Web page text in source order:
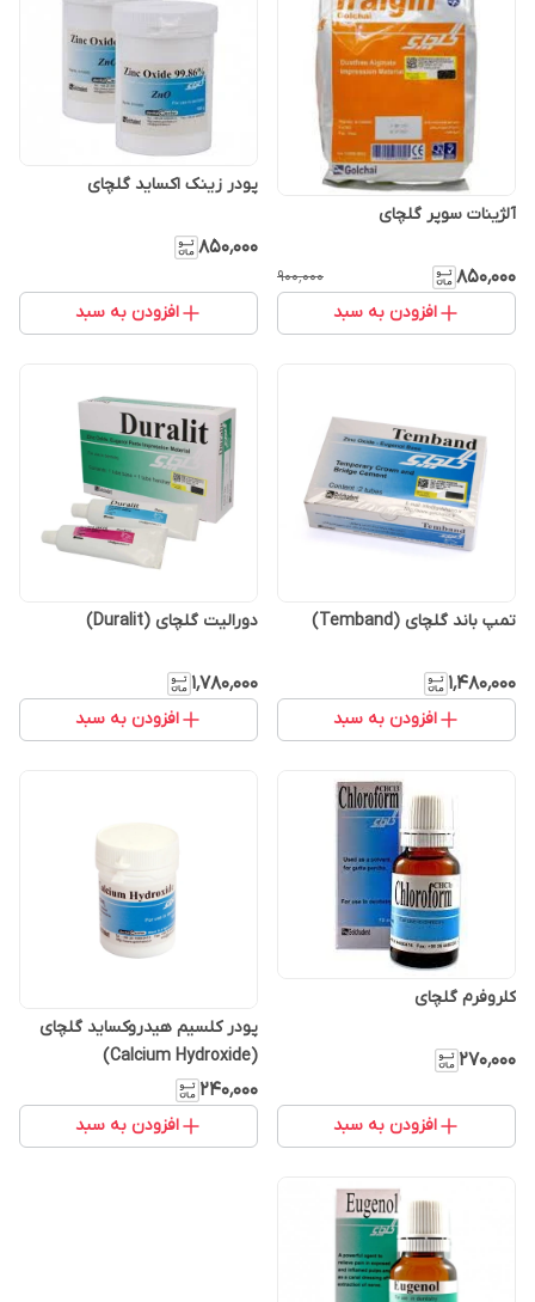
آلژینات سوپر گلچای
۸۵۰٬۰۰۰ ۹۰۰٬۰۰۰
افزودن به سبد
پودر زینک اکساید گلچای
۸۵۰٬۰۰۰
افزودن به سبد
تمپ باند گلچای (Temband)
۱٬۴۸۰٬۰۰۰
افزودن به سبد
دورالیت گلچای (Duralit)
۱٬۷۸۰٬۰۰۰
افزودن به سبد
کلروفرم گلچای
۲۷۰٬۰۰۰
افزودن به سبد
پودر کلسیم هیدروکساید گلچای
(Calcium Hydroxide)
۲۴۰٬۰۰۰
افزودن به سبد